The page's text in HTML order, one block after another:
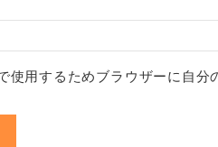
使用するためブラウザーに自分